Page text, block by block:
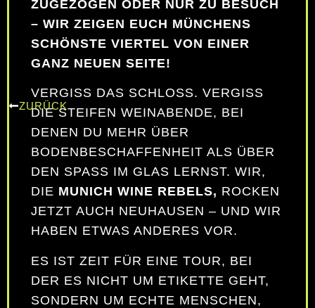
ZUGEZOGEN ODER NUR ZU BESUCH
– WIR ZEIGEN EUCH MÜNCHENS
SCHÖNSTE VIERTEL VON EINER
GANZ NEUEN SEITE!
VERGISS DAS SCHLOSS. VERGISS
DIE STEIFEN WEINABENDE, BEI
DENEN DU MEHR ÜBER
BODENBESCHAFFENHEIT ALS ÜBER
DEN SPASS IM GLAS LERNST. WIR, D
IE MUNICH WINE REBELS, ROCKEN
JETZT AUCH NEUHAUSEN – UND WIR
HABEN ETWAS ANDERES VOR.
ES IST ZEIT FÜR EINE TOUR, BEI
DER ES NICHT UM ETIKETTE GEHT,
SONDERN UM ECHTE MENSCHEN,
ZURÜCK